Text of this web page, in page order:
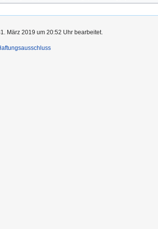
März 2019 um 20:52 Uhr bearbeitet.